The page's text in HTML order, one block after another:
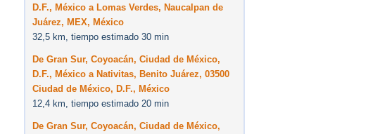
D.F., México a Lomas Verdes, Naucalpan de
Juárez, MEX, México
32,5 km, tiempo estimado 30 min
De Gran Sur, Coyoacán, Ciudad de México,
D.F., México a Nativitas, Benito Juárez, 03500
Ciudad de México, D.F., México
12,4 km, tiempo estimado 20 min
De Gran Sur, Coyoacán, Ciudad de México,